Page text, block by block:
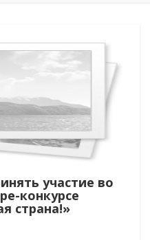
участие во
конкурсе
страна!»